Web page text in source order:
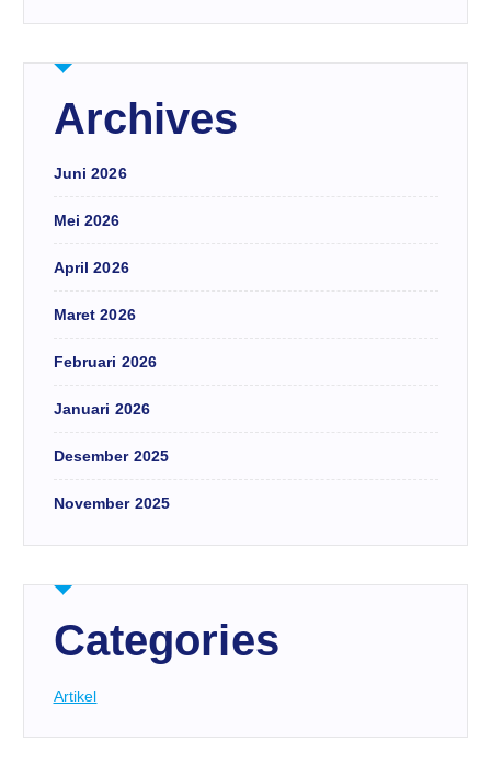
Archives
Juni 2026
Mei 2026
April 2026
Maret 2026
Februari 2026
Januari 2026
Desember 2025
November 2025
Categories
Artikel